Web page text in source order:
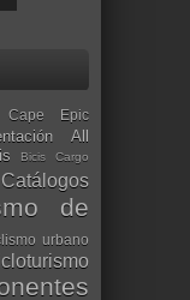
Cape Epic
All
Bicis Cargo
Catálogos
de
urbano